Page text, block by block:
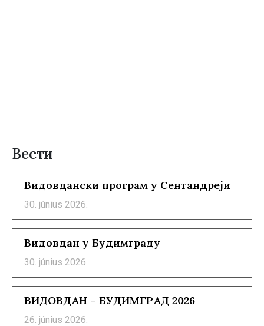
Вести
Видовдански програм у Сентандреји
30. június 2026.
Видовдан у Будимграду
30. június 2026.
ВИДОВДАН – БУДИМГРАД 2026
26. június 2026.